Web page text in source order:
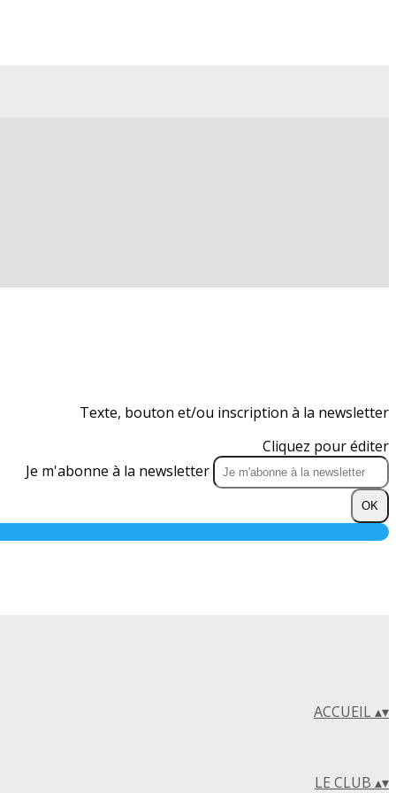
Texte, bouton et/ou inscription à la newsletter
Cliquez pour éditer
Je m'abonne à la newsletter
OK
ACCUEIL ▴▾
LE CLUB ▴▾